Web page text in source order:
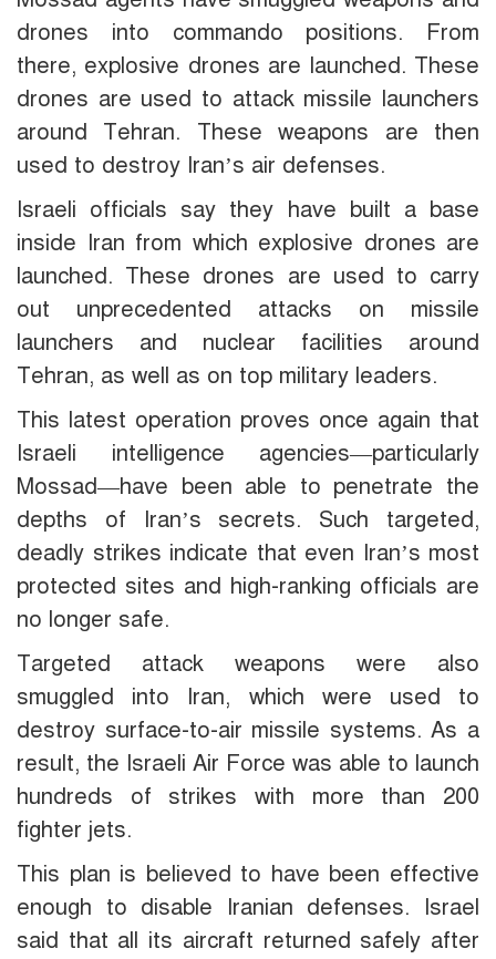
drones into commando positions. From
there, explosive drones are launched. These
drones are used to attack missile launchers
around Tehran. These weapons are then
used to destroy Iran’s air defenses.
Israeli officials say they have built a base
inside Iran from which explosive drones are
launched. These drones are used to carry
out unprecedented attacks on missile
launchers and nuclear facilities around
Tehran, as well as on top military leaders.
This latest operation proves once again that
Israeli intelligence agencies—particularly
Mossad—have been able to penetrate the
depths of Iran’s secrets. Such targeted,
deadly strikes indicate that even Iran’s most
protected sites and high-ranking officials are
no longer safe.
Targeted attack weapons were also
smuggled into Iran, which were used to
destroy surface-to-air missile systems. As a
result, the Israeli Air Force was able to launch
hundreds of strikes with more than 200
fighter jets.
This plan is believed to have been effective
enough to disable Iranian defenses. Israel
said that all its aircraft returned safely after